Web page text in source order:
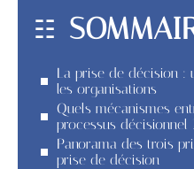
La prise de décision :
les organisations
Quels mécanismes
processus décisionnel
Panorama des trois
prise de décision